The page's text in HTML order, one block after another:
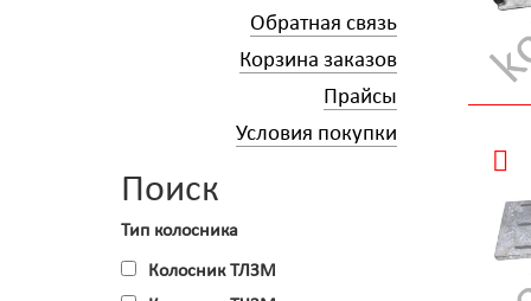
Обратная связь
Корзина заказов
Прайсы
Условия покупки
Поиск
Тип колосника
Колосник ТЛЗМ